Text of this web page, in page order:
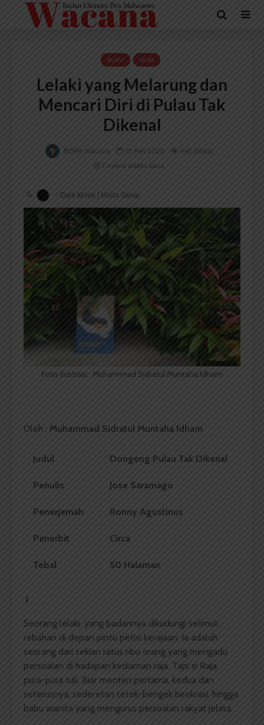
BUKU ULAS
Lelaki yang Melarung dan
Mencari Diri di Pulau Tak
Dikenal
BOPM Wacana 15 Mei 2020
642 dilihat
7 menit waktu baca
Dark Mode | Moda Gelap
Foto Ilustrasi : Muhammad Sidratul Muntaha Idham
Oleh : Muhammad Sidratul Muntaha Idham
Judul Dongeng Pulau Tak Dikenal
Penulis Jose Saramago
Penerjemah Ronny Agustinus
Penerbit Circa
Tebal 50 Halaman
I
Seorang lelaki, yang badannya dikudungi selimut,
rebahan di depan pintu petisi kerajaan. Ia adalah
seorang dari sekian ratus ribu orang yang mengadu
persoalan di hadapan kediaman raja. Tapi si Raja
pura-pura tuli. Biar menteri pertama, kedua dan
seterusnya, sederetan tetek-bengek birokrasi, hingga
babu wanita yang mengurus persoalan rakyat jelata.